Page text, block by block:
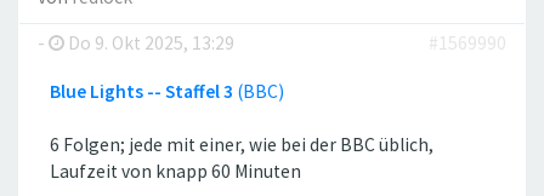
-
Do 9. Okt 2025, 13:29 #1569990
Blue Lights -- Staffel 3 (BBC)
6 Folgen; jede mit einer, wie bei der BBC üblich,
Laufzeit von knapp 60 Minuten